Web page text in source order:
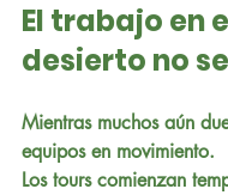
El trabajo en
desierto no
Mientras muchos aún
equipos en movimiento.
Los tours comienzan